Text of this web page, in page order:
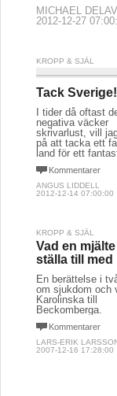
MICHAEL
2012-12-27
KROPP & SJÄL
Tack Sverige!
I tider då oftast
negativa väcker
skrivarlust, vill
på att tacka ett
land för ett
Kommentarer
ANGUS LIDDELL
2012-12-14 07:00:00
KROPP & SJÄL
Vad en
ställa till med
En berättelse i
om sjukdom och
Karolinska till
Beckomberga.
Kommentarer
LARS-ERIK
2007-12-16 17:28:00